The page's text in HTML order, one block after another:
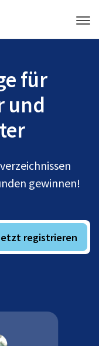
für
und
gewinnen!
registrieren